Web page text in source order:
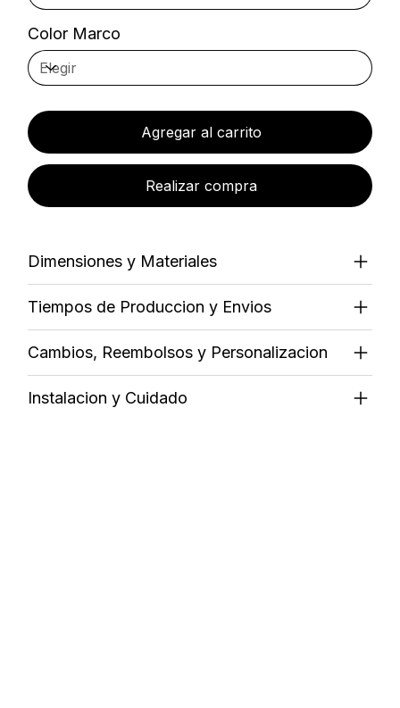
Color Marco
Agregar al carrito
Realizar compra
Dimensiones y Materiales
Tiempos de Produccion y Envios
Cambios, Reembolsos y Personalizacion
Instalacion y Cuidado